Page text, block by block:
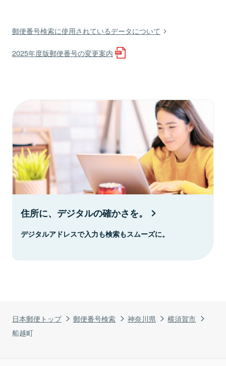
日本郵便トップ 郵便番号検索 神奈川県
横須賀市
船越町
郵便番号検索に使用されているデータについて
2025年度版郵便番号の変更案内
住所に、デジタルの確かさを。
デジタルアドレスで入力も検索もスムーズに。